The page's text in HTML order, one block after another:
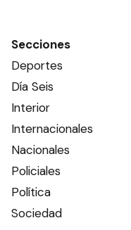
Secciones
Deportes
Día Seis
Interior
Internacionales
Nacionales
Policiales
Política
Sociedad